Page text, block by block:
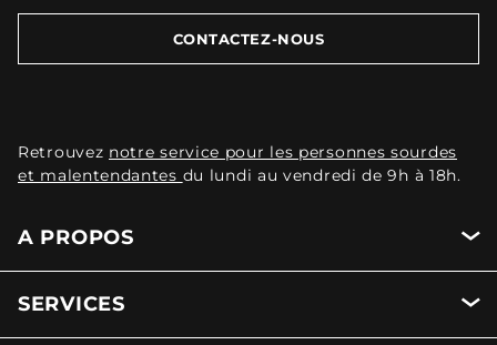
CONTACTEZ-NOUS
Retrouvez notre service pour les personnes sourdes
et malentendantes du lundi au vendredi de 9h à 18h.
A PROPOS
SERVICES